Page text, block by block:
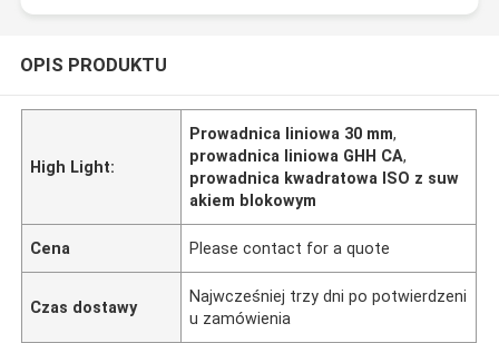
OPIS PRODUKTU
High Light:
Prowadnica liniowa 30 mm,
prowadnica liniowa GHH CA,
prowadnica kwadratowa ISO z suw
akiem blokowym
Cena Please contact for a quote
Czas dostawy
Najwcześniej trzy dni po potwierdzeni
u zamówienia